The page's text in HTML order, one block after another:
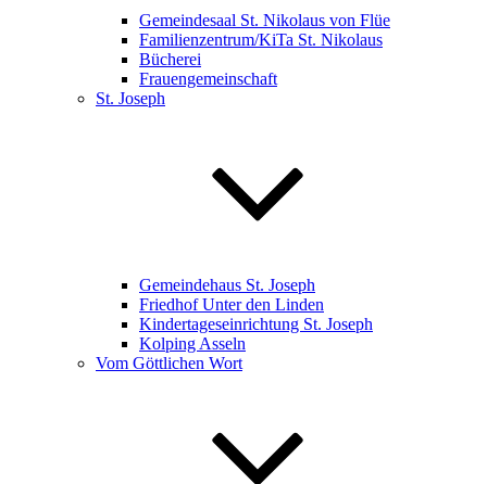
Gemeindesaal St. Nikolaus von Flüe
Familienzentrum/KiTa St. Nikolaus
Bücherei
Frauengemeinschaft
St. Joseph
Gemeindehaus St. Joseph
Friedhof Unter den Linden
Kindertageseinrichtung St. Joseph
Kolping Asseln
Vom Göttlichen Wort